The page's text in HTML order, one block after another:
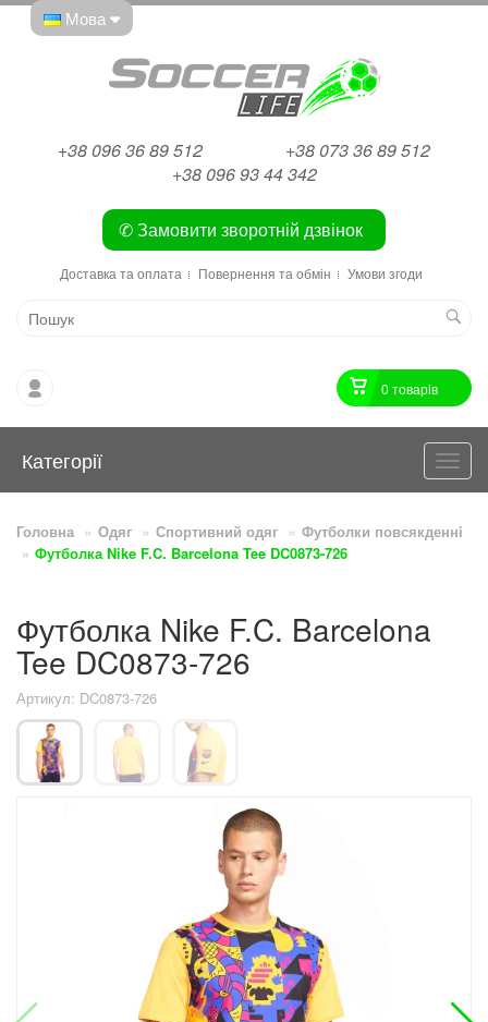
Мова
+38 096 36 89 512
+38 073 36 89 512
+38 096 93 44 342
✆ Замовити зворотній дзвінок
Доставка та оплата Повернення та обмін Умови згоди
0 товарiв
Категорії
Головна Одяг Спортивний одяг
Футболки повсякденнi
Футболка Nike F.C. Barcelona Tee DC0873-726
Футболка Nike F.C. Barcelona
Tee DC0873-726
Артикул: DC0873-726